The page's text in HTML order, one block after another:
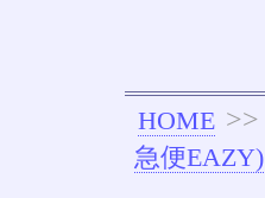
HOME >>
急便EAZY)